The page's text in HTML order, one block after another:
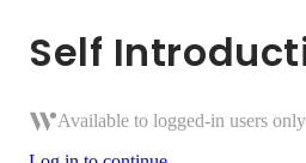
Self
Available to logged-in users only